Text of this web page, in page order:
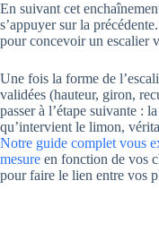
En suivant cet
s’appuyer sur la
pour concevoir un escalier
Une fois la forme de
validées (hauteur, giron,
passer à l’étape suivante :
qu’intervient le limon,
Notre guide complet vous
mesure en fonction de vos
pour faire le lien entre vos